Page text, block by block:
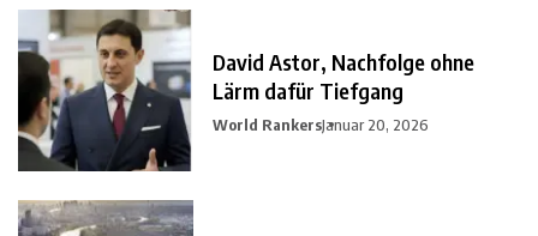
David Astor, Nachfolge ohne
Lärm dafür Tiefgang
World RankersJanuar 20, 2026